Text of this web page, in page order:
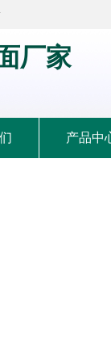
厂家
产品中